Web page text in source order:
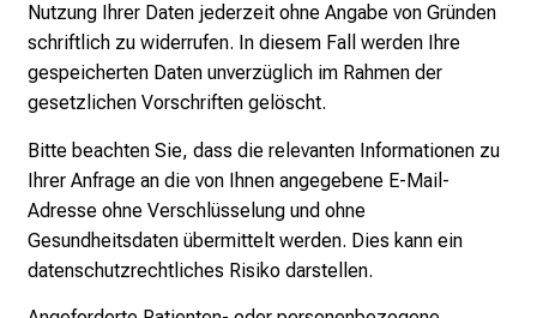
Nutzung Ihrer Daten jederzeit ohne Angabe von Gründen
schriftlich zu widerrufen. In diesem Fall werden Ihre
gespeicherten Daten unverzüglich im Rahmen der
gesetzlichen Vorschriften gelöscht.
Bitte beachten Sie, dass die relevanten Informationen zu
Ihrer Anfrage an die von Ihnen angegebene E-Mail-
Adresse ohne Verschlüsselung und ohne
Gesundheitsdaten übermittelt werden. Dies kann ein
datenschutzrechtliches Risiko darstellen.